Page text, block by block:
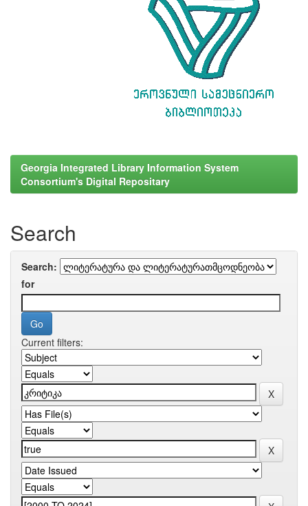
Georgia Integrated Library Information System
Consortium's Digital Repositary
Search
Search:
for
Current filters: